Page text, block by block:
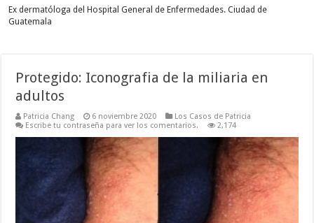
Ex dermatóloga del Hospital General de Enfermedades. Ciudad de
Guatemala
Protegido: Iconografia de la miliaria en
adultos
Patricia Chang 6 noviembre 2020
Los Casos de Patricia
Escribe tu contraseña para ver los comentarios.
2,174